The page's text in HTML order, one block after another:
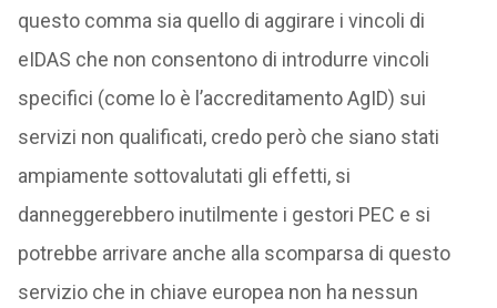
questo comma sia quello di aggirare i vincoli di
eIDAS che non consentono di introdurre vincoli
specifici (come lo è l’accreditamento AgID) sui
servizi non qualificati, credo però che siano stati
ampiamente sottovalutati gli effetti, si
danneggerebbero inutilmente i gestori PEC e si
potrebbe arrivare anche alla scomparsa di questo
servizio che in chiave europea non ha nessun